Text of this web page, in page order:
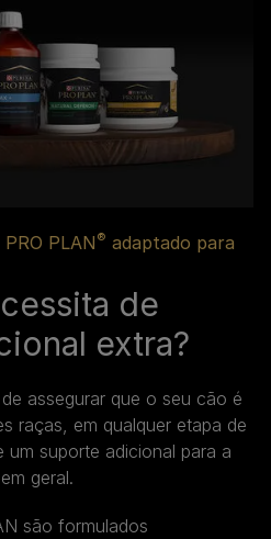
PLAN ® adaptado para
de
extra?
assegurar que o seu cão é
raças, em qualquer etapa de
suporte adicional para a
geral.
são formulados